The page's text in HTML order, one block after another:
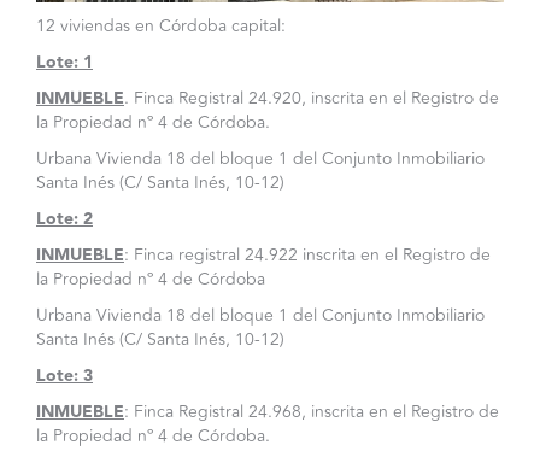
12 viviendas en Córdoba capital:
Lote: 1
INMUEBLE. Finca Registral 24.920, inscrita en el Registro de
la Propiedad nº 4 de Córdoba.
Urbana Vivienda 18 del bloque 1 del Conjunto Inmobiliario
Santa Inés (C/ Santa Inés, 10-12)
Lote: 2
INMUEBLE: Finca registral 24.922 inscrita en el Registro de
la Propiedad nº 4 de Córdoba
Urbana Vivienda 18 del bloque 1 del Conjunto Inmobiliario
Santa Inés (C/ Santa Inés, 10-12)
Lote: 3
INMUEBLE: Finca Registral 24.968, inscrita en el Registro de
la Propiedad nº 4 de Córdoba.